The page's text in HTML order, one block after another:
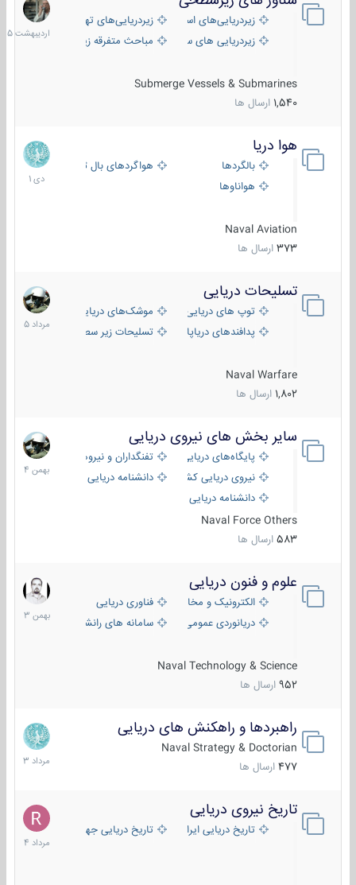
زیردریایی‌های استراتژیکزیردریایی‌های تهاجمی
زیردریایی های سبک
مباحث متفرقه زیرسطحی
Submerge Vessels & Submarines
1,540 ارسال ها
1405
هوا دریا
بالگردها
هواگردهای بال ثابت
هواناوها
Naval Aviation
373 ارسال ها
12
دی
1401
تسلیحات دریایی
توپ های دریایی
موشک‌های دریایی
پدافندهای دریاپایه
تسلیحات زیر سطحی
Naval Warfare
1,802 ارسال ها
2
مرداد
1405
سایر بخش های نیروی دریایی
پایگاه‌های دریایی
تفنگداران و نیروهای ویژه‌ی دریایی
نیروی دریایی کشورهای مختلفدانشنامه دریایی
دانشنامه دریایی کپی
Naval Force Others
583 ارسال ها
22
بهمن
1404
علوم و فنون دریایی
الکترونیک و مخابرات دریاییفناوری دریایی
دریانوردی عمومی
سامانه های رانشی دریایی
Naval Technology & Science
952 ارسال ها
6
بهمن
1403
راهبردها و راهکنش های دریایی
Naval Strategy & Doctorian
477 ارسال ها
2
مرداد
1403
تاریخ نیروی دریایی
تاریخ دریایی ایران تاریخ دریایی جهان
16
مرداد
1404